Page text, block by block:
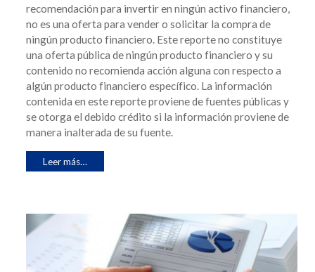
recomendación para invertir en ningún activo financiero,
no es una oferta para vender o solicitar la compra de
ningún producto financiero. Este reporte no constituye
una oferta pública de ningún producto financiero y su
contenido no recomienda acción alguna con respecto a
algún producto financiero específico. La información
contenida en este reporte proviene de fuentes públicas y
se otorga el debido crédito si la información proviene de
manera inalterada de su fuente.
Leer más…